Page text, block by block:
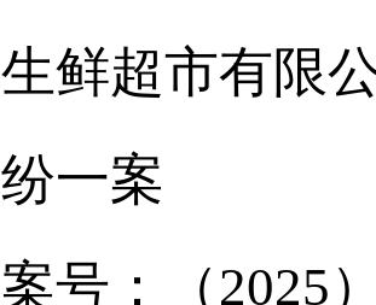
生鲜超市有限
纷一案
案号：（2025